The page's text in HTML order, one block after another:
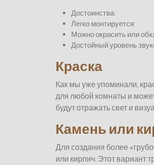
Достоинства:
Легко монтируется
Можно окрасить или
Достойный уровень
Краска
Как мы уже упоминали,
для любой комнаты и
будут отражать свет и
Камень или
Для создания более
или кирпич. Этот вариант